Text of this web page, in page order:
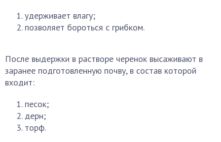
удерживает влагу;
позволяет бороться с грибком.
После выдержки в растворе черенок высаживают в
заранее подготовленную почву, в состав которой
входит:
песок;
дерн;
торф.